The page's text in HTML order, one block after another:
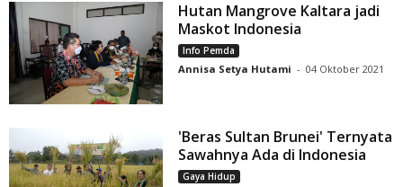
Hutan Mangrove Kaltara jadi
Maskot Indonesia
Info Pemda
Annisa Setya Hutami - 04 Oktober 2021
'Beras Sultan Brunei' Ternyata
Sawahnya Ada di Indonesia
Gaya Hidup